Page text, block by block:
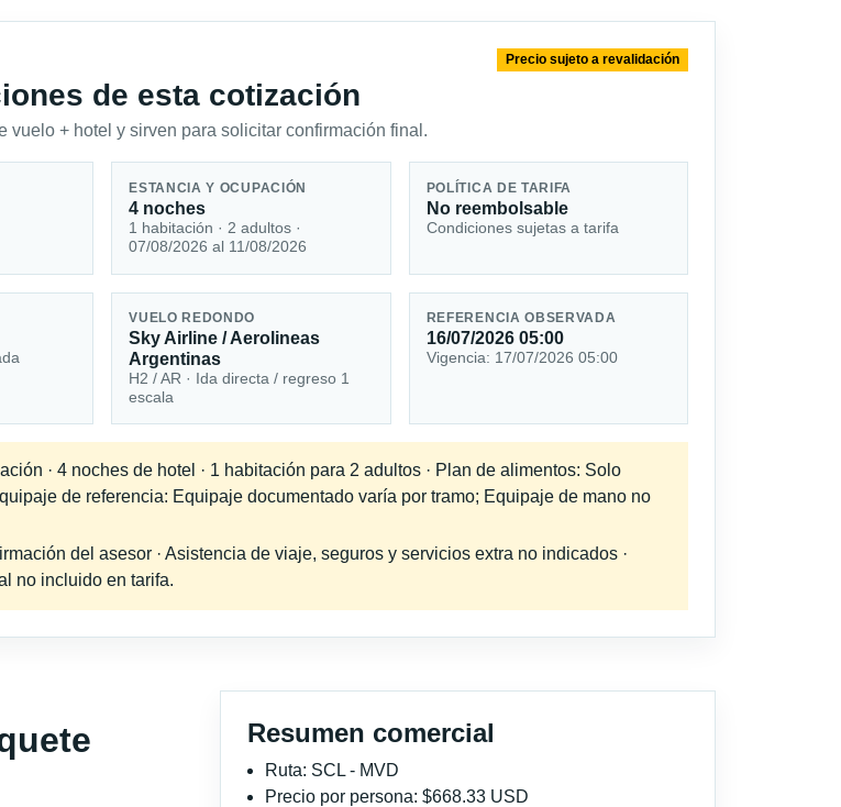
de esta cotización
vuelo + hotel y sirven para solicitar confirmación final.
Precio sujeto a revalidación
ESTANCIA Y OCUPACIÓN
4 noches
1 habitación · 2 adultos ·
07/08/2026 al 11/08/2026
POLÍTICA DE TARIFA
No reembolsable
Condiciones sujetas a tarifa
VUELO REDONDO
Sky Airline / Aerolineas
Argentinas
H2 / AR · Ida directa / regreso 1
escala
REFERENCIA OBSERVADA
16/07/2026 05:00
Vigencia: 17/07/2026 05:00
· 4 noches de hotel · 1 habitación para 2 adultos · Plan de alimentos: Solo
de referencia: Equipaje documentado varía por tramo; Equipaje de mano no
del asesor · Asistencia de viaje, seguros y servicios extra no indicados ·
no incluido en tarifa.
Resumen comercial
Ruta: SCL - MVD
Precio por persona: $668.33 USD